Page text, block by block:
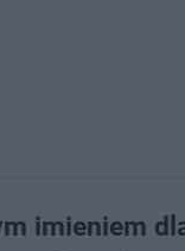
imieniem